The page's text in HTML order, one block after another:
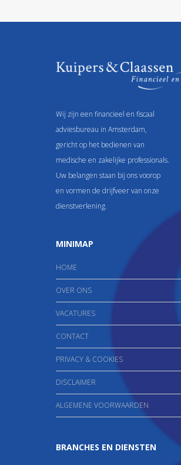
Wij zijn een financieel en fiscaal
adviesbureau in Amsterdam,
gericht op het bedienen van
medische en zakelijke professionals.
Uw belangen staan bij ons voorop
en vormen de drijfveer van onze
dienstverlening.
MINIMAP
HOME
OVER ONS
VACATURES
CONTACT
PRIVACY & COOKIES
DISCLAIMER
ALGEMENE VOORWAARDEN
BRANCHES EN DIENSTEN